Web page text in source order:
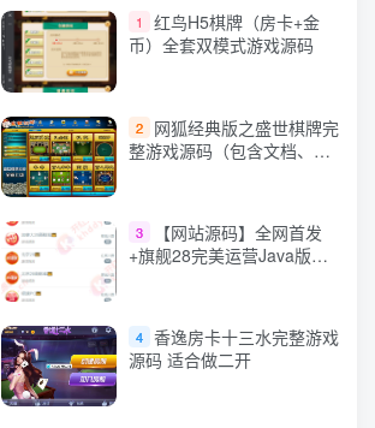
1
红鸟H5棋牌（房卡+金
币）全套双模式游戏源码
2
网狐经典版之盛世棋牌完
整游戏源码（包含文档、架
3
【网站源码】全网首发
+旗舰28完美运营Java版高
4 香逸房卡十三水完整游戏
源码 适合做二开